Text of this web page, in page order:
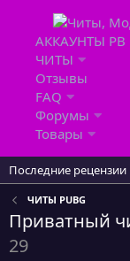
АККАУНТЫ PB
ЧИТЫ
Отзывы
FAQ
Форумы
Товары
Последние рецензии
ЧИТЫ PUBG
Приватный
29